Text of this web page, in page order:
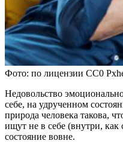
Фото: по лицензии CC0
Недовольство
себе, на удрученном
природа человека такова,
ищут не в себе (внутри, как
состояние вовне.